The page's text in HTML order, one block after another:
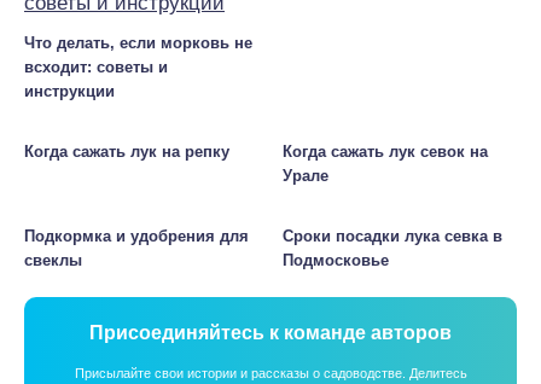
Что делать, если морковь не
всходит: советы и
инструкции
Когда сажать лук на репку
Когда сажать лук севок на
Урале
Подкормка и удобрения для
свеклы
Сроки посадки лука севка в
Подмосковье
Присоединяйтесь к команде авторов
Присылайте свои истории и рассказы о садоводстве. Делитесь